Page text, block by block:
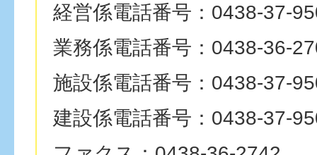
経営係電話番号：0438-37-
業務係電話番号：0438-36-
施設係電話番号：0438-37-
建設係電話番号：0438-37-